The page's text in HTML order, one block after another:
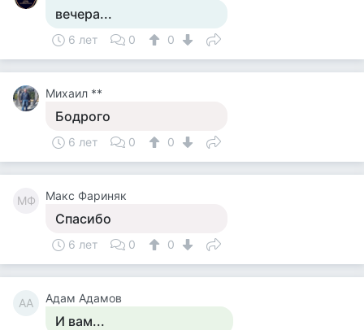
вечера...
6 лет 0 0
Михаил **
Бодрого
6 лет 0 0
МФ Макс Фариняк
Спасибо
6 лет 0 0
АА Адам Адамов
И вам...